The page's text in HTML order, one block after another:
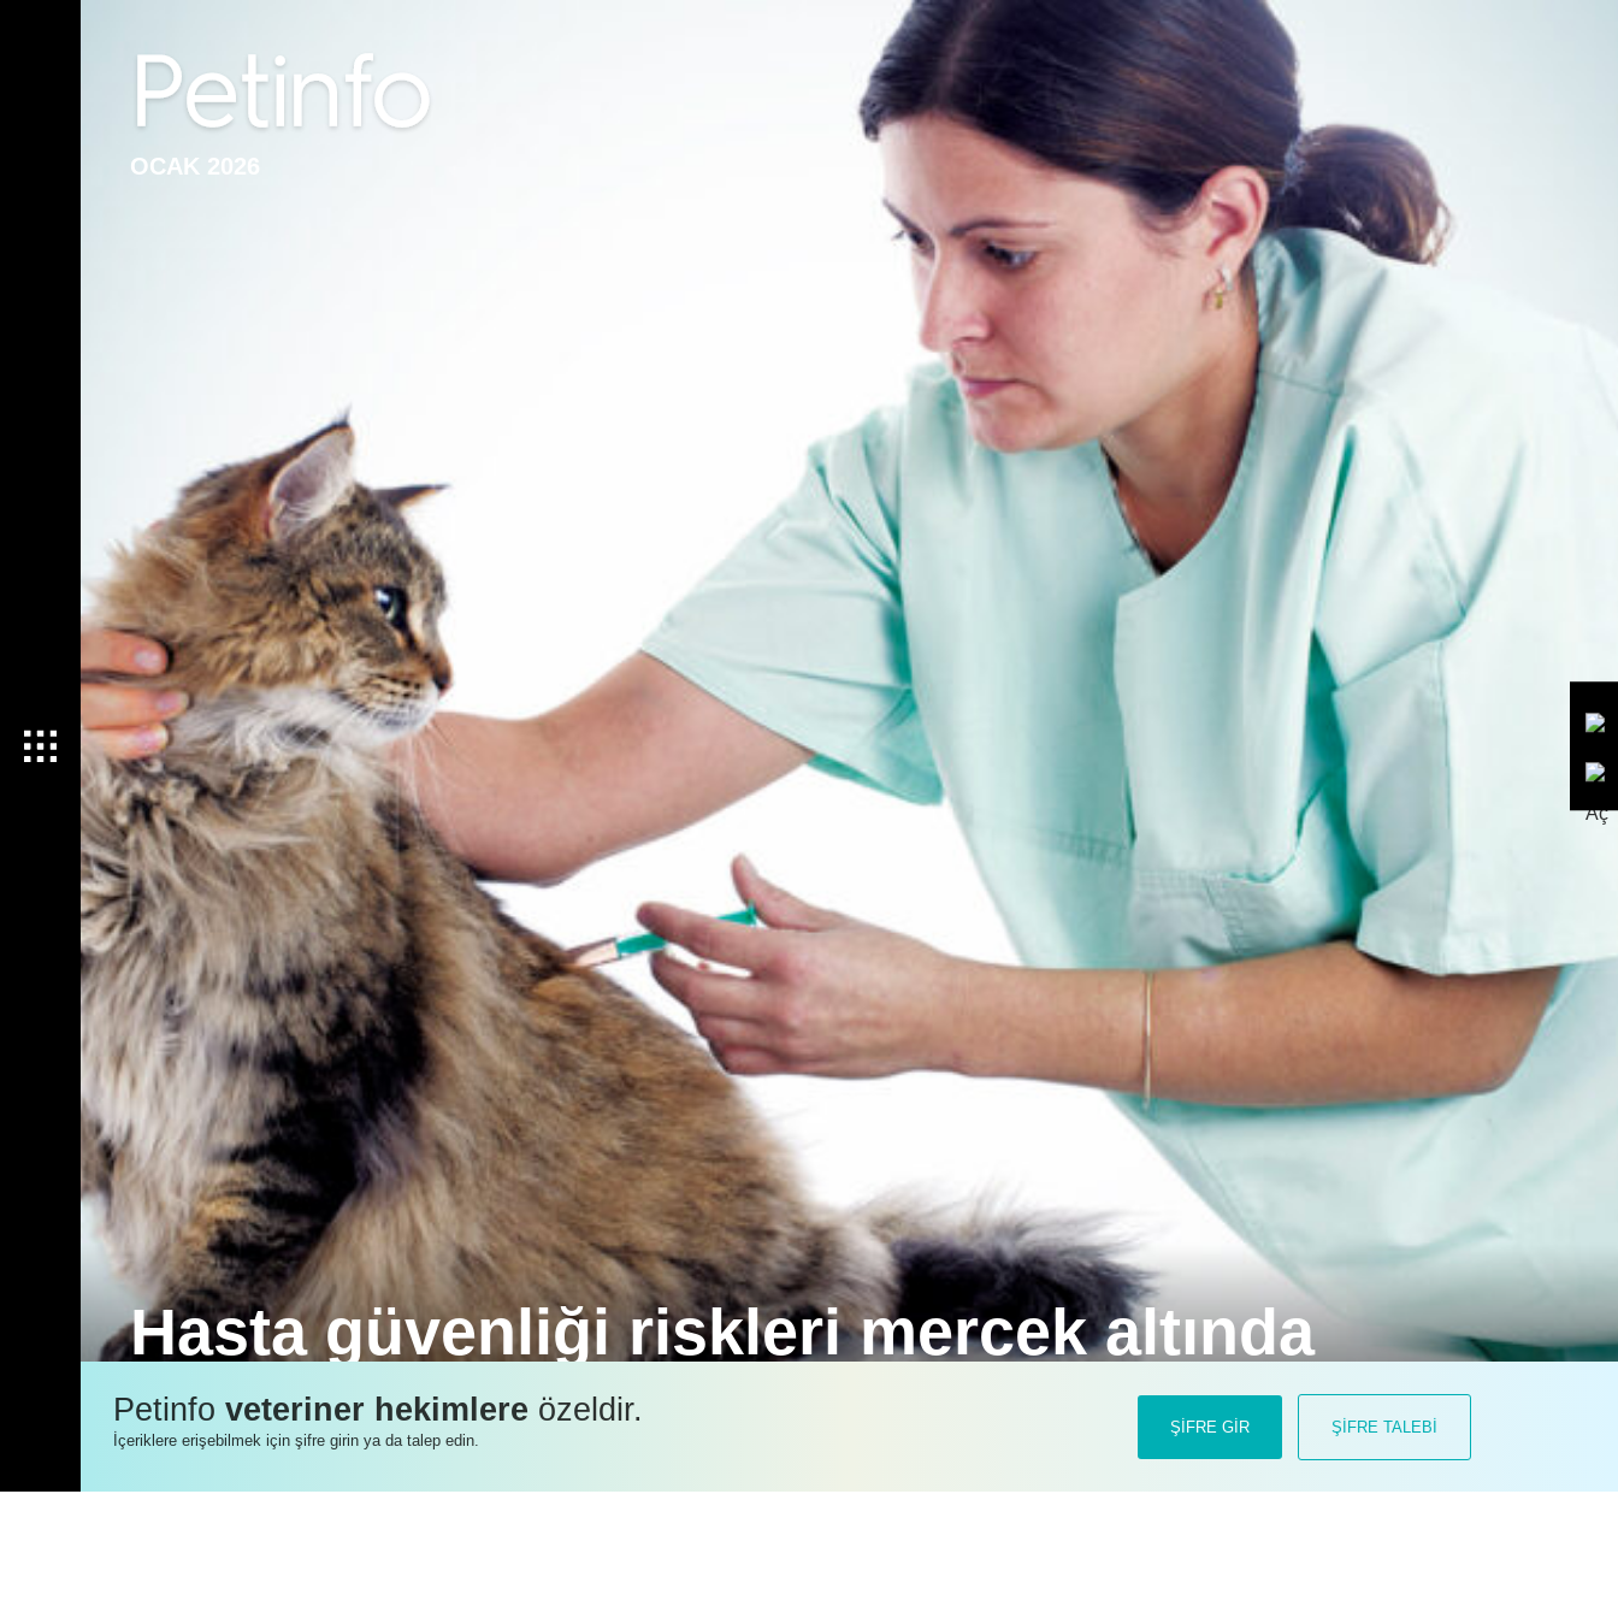
OCAK 2026
Hasta güvenliği riskleri mercek altında
ABD ve Avrupa’daki veteriner kliniklerinden bildirilen hasta güvenliği olaylarını inceleyen bir çalışma, veteriner hekimlikte risk
alanlarını ortaya koydu.
Petinfoveteriner hekimlere özeldir.
İçeriklere erişebilmek için şifre girin ya da talep edin.
ŞİFRE GİR ŞİFRE TALEBİ